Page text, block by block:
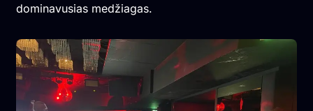
dominavusias medžiagas.